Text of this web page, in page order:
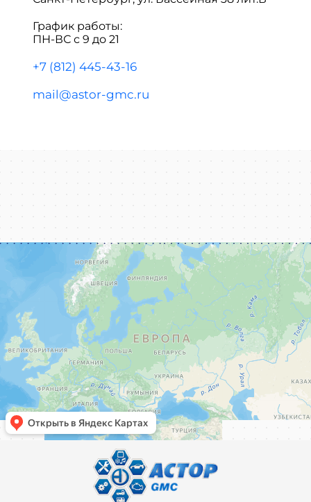
График работы:
ПН-ВС с 9 до 21
+7 (812) 445-43-16
mail@astor-gmc.ru